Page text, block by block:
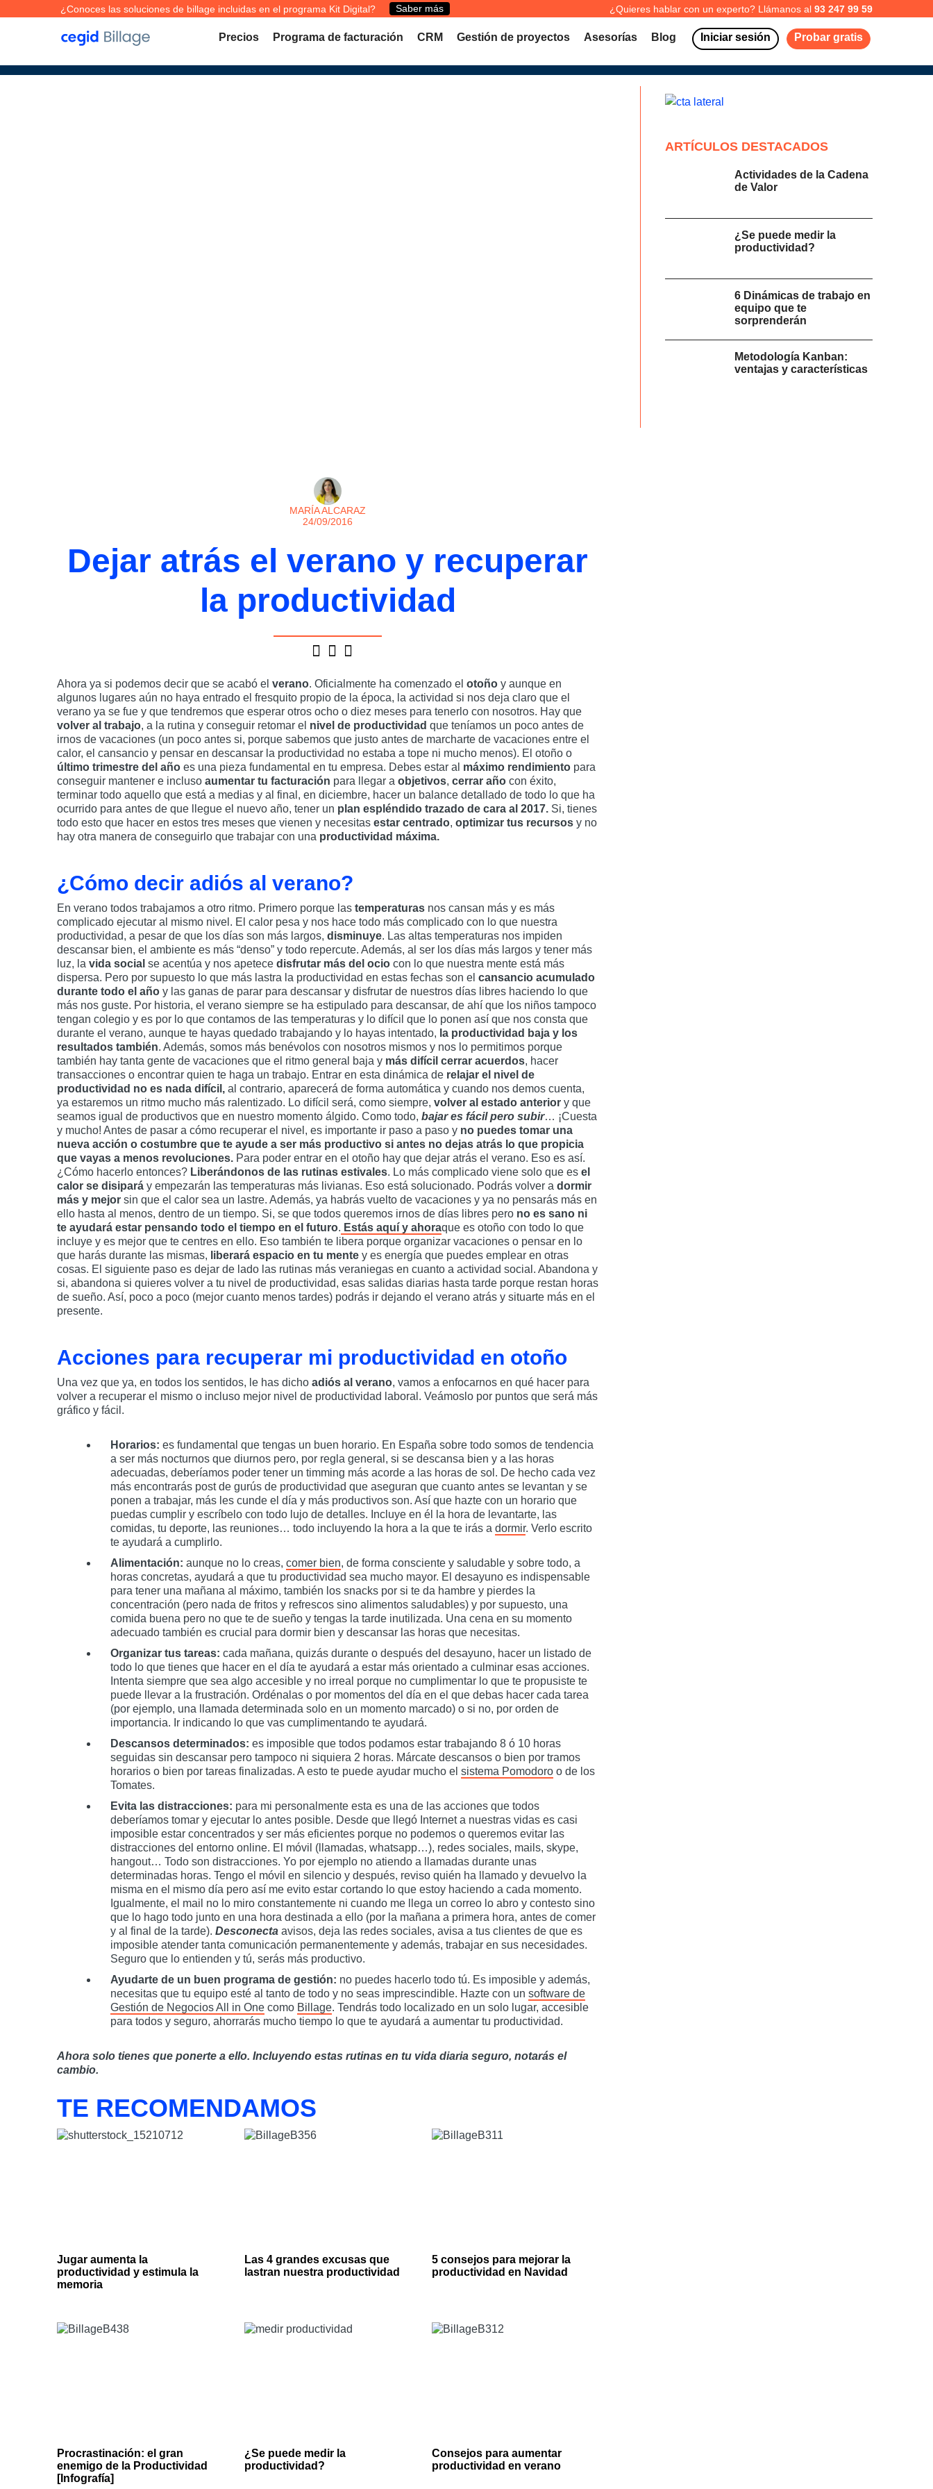
¿Conoces las soluciones de billage incluidas en el programa Kit Digital? Saber más ¿Quieres hablar con un experto? Llámanos al 93 247 99 59
Precios Programa de facturación CRM Gestión de proyectos Asesorías Blog Iniciar sesión Probar gratis
MARÍA ALCARAZ
24/09/2016
Dejar atrás el verano y recuperar
la productividad
Ahora ya si podemos decir que se acabó el verano. Oficialmente ha comenzado el otoño y aunque en
algunos lugares aún no haya entrado el fresquito propio de la época, la actividad si nos deja claro que el
verano ya se fue y que tendremos que esperar otros ocho o diez meses para tenerlo con nosotros. Hay que
volver al trabajo, a la rutina y conseguir retomar el nivel de productividad que teníamos un poco antes de
irnos de vacaciones (un poco antes si, porque sabemos que justo antes de marcharte de vacaciones entre el
calor, el cansancio y pensar en descansar la productividad no estaba a tope ni mucho menos). El otoño o
último trimestre del año es una pieza fundamental en tu empresa. Debes estar al máximo rendimiento para
conseguir mantener e incluso aumentar tu facturación para llegar a objetivos, cerrar año con éxito,
terminar todo aquello que está a medias y al final, en diciembre, hacer un balance detallado de todo lo que ha
ocurrido para antes de que llegue el nuevo año, tener un plan espléndido trazado de cara al 2017. Si, tienes
todo esto que hacer en estos tres meses que vienen y necesitas estar centrado, optimizar tus recursos y no
hay otra manera de conseguirlo que trabajar con una productividad máxima.
¿Cómo decir adiós al verano?
En verano todos trabajamos a otro ritmo. Primero porque las temperaturas nos cansan más y es más
complicado ejecutar al mismo nivel. El calor pesa y nos hace todo más complicado con lo que nuestra
productividad, a pesar de que los días son más largos, disminuye. Las altas temperaturas nos impiden
descansar bien, el ambiente es más “denso” y todo repercute. Además, al ser los días más largos y tener más
luz, la vida social se acentúa y nos apetece disfrutar más del ocio con lo que nuestra mente está más
dispersa. Pero por supuesto lo que más lastra la productividad en estas fechas son el cansancio acumulado
durante todo el año y las ganas de parar para descansar y disfrutar de nuestros días libres haciendo lo que
más nos guste. Por historia, el verano siempre se ha estipulado para descansar, de ahí que los niños tampoco
tengan colegio y es por lo que contamos de las temperaturas y lo difícil que lo ponen así que nos consta que
durante el verano, aunque te hayas quedado trabajando y lo hayas intentado, la productividad baja y los
resultados también. Además, somos más benévolos con nosotros mismos y nos lo permitimos porque
también hay tanta gente de vacaciones que el ritmo general baja y más difícil cerrar acuerdos, hacer
transacciones o encontrar quien te haga un trabajo. Entrar en esta dinámica de relajar el nivel de
productividad no es nada difícil, al contrario, aparecerá de forma automática y cuando nos demos cuenta,
ya estaremos un ritmo mucho más ralentizado. Lo difícil será, como siempre, volver al estado anterior y que
seamos igual de productivos que en nuestro momento álgido. Como todo, bajar es fácil pero subir… ¡Cuesta
y mucho! Antes de pasar a cómo recuperar el nivel, es importante ir paso a paso y no puedes tomar una
nueva acción o costumbre que te ayude a ser más productivo si antes no dejas atrás lo que propicia
que vayas a menos revoluciones. Para poder entrar en el otoño hay que dejar atrás el verano. Eso es así.
¿Cómo hacerlo entonces? Liberándonos de las rutinas estivales. Lo más complicado viene solo que es el
calor se disipará y empezarán las temperaturas más livianas. Eso está solucionado. Podrás volver a dormir
más y mejor sin que el calor sea un lastre. Además, ya habrás vuelto de vacaciones y ya no pensarás más en
ello hasta al menos, dentro de un tiempo. Si, se que todos queremos irnos de días libres pero no es sano ni
te ayudará estar pensando todo el tiempo en el futuro. Estás aquí y ahoraque es otoño con todo lo que
incluye y es mejor que te centres en ello. Eso también te libera porque organizar vacaciones o pensar en lo
que harás durante las mismas, liberará espacio en tu mente y es energía que puedes emplear en otras
cosas. El siguiente paso es dejar de lado las rutinas más veraniegas en cuanto a actividad social. Abandona y
si, abandona si quieres volver a tu nivel de productividad, esas salidas diarias hasta tarde porque restan horas
de sueño. Así, poco a poco (mejor cuanto menos tardes) podrás ir dejando el verano atrás y situarte más en el
presente.
Acciones para recuperar mi productividad en otoño
Una vez que ya, en todos los sentidos, le has dicho adiós al verano, vamos a enfocarnos en qué hacer para
volver a recuperar el mismo o incluso mejor nivel de productividad laboral. Veámoslo por puntos que será más
gráfico y fácil.
Horarios: es fundamental que tengas un buen horario. En España sobre todo somos de tendencia
a ser más nocturnos que diurnos pero, por regla general, si se descansa bien y a las horas
adecuadas, deberíamos poder tener un timming más acorde a las horas de sol. De hecho cada vez
más encontrarás post de gurús de productividad que aseguran que cuanto antes se levantan y se
ponen a trabajar, más les cunde el día y más productivos son. Así que hazte con un horario que
puedas cumplir y escríbelo con todo lujo de detalles. Incluye en él la hora de levantarte, las
comidas, tu deporte, las reuniones… todo incluyendo la hora a la que te irás a dormir. Verlo escrito
te ayudará a cumplirlo.
Alimentación: aunque no lo creas, comer bien, de forma consciente y saludable y sobre todo, a
horas concretas, ayudará a que tu productividad sea mucho mayor. El desayuno es indispensable
para tener una mañana al máximo, también los snacks por si te da hambre y pierdes la
concentración (pero nada de fritos y refrescos sino alimentos saludables) y por supuesto, una
comida buena pero no que te de sueño y tengas la tarde inutilizada. Una cena en su momento
adecuado también es crucial para dormir bien y descansar las horas que necesitas.
Organizar tus tareas: cada mañana, quizás durante o después del desayuno, hacer un listado de
todo lo que tienes que hacer en el día te ayudará a estar más orientado a culminar esas acciones.
Intenta siempre que sea algo accesible y no irreal porque no cumplimentar lo que te propusiste te
puede llevar a la frustración. Ordénalas o por momentos del día en el que debas hacer cada tarea
(por ejemplo, una llamada determinada solo en un momento marcado) o si no, por orden de
importancia. Ir indicando lo que vas cumplimentando te ayudará.
Descansos determinados: es imposible que todos podamos estar trabajando 8 ó 10 horas
seguidas sin descansar pero tampoco ni siquiera 2 horas. Márcate descansos o bien por tramos
horarios o bien por tareas finalizadas. A esto te puede ayudar mucho el sistema Pomodoroo de los
Tomates.
Evita las distracciones: para mi personalmente esta es una de las acciones que todos
deberíamos tomar y ejecutar lo antes posible. Desde que llegó Internet a nuestras vidas es casi
imposible estar concentrados y ser más eficientes porque no podemos o queremos evitar las
distracciones del entorno online. El móvil (llamadas, whatsapp…), redes sociales, mails, skype,
hangout… Todo son distracciones. Yo por ejemplo no atiendo a llamadas durante unas
determinadas horas. Tengo el móvil en silencio y después, reviso quién ha llamado y devuelvo la
misma en el mismo día pero así me evito estar cortando lo que estoy haciendo a cada momento.
Igualmente, el mail no lo miro constantemente ni cuando me llega un correo lo abro y contesto sino
que lo hago todo junto en una hora destinada a ello (por la mañana a primera hora, antes de comer
y al final de la tarde). Desconectaavisos, deja las redes sociales, avisa a tus clientes de que es
imposible atender tanta comunicación permanentemente y además, trabajar en sus necesidades.
Seguro que lo entienden y tú, serás más productivo.
Ayudarte de un buen programa de gestión: no puedes hacerlo todo tú. Es imposible y además,
necesitas que tu equipo esté al tanto de todo y no seas imprescindible. Hazte con un software de
Gestión de Negocios All in Onecomo Billage. Tendrás todo localizado en un solo lugar, accesible
para todos y seguro, ahorrarás mucho tiempo lo que te ayudará a aumentar tu productividad.
Ahora solo tienes que ponerte a ello. Incluyendo estas rutinas en tu vida diaria seguro, notarás el
cambio.
TE RECOMENDAMOS
Jugar aumenta la
productividad y estimula la
memoria
Las 4 grandes excusas que
lastran nuestra productividad
5 consejos para mejorar la
productividad en Navidad
Procrastinación: el gran
enemigo de la Productividad
[Infografía]
¿Se puede medir la
productividad?
Consejos para aumentar
productividad en verano
ARTÍCULOS DESTACADOS
Actividades de la Cadena
de Valor
¿Se puede medir la
productividad?
6 Dinámicas de trabajo en
equipo que te
sorprenderán
Metodología Kanban:
ventajas y características